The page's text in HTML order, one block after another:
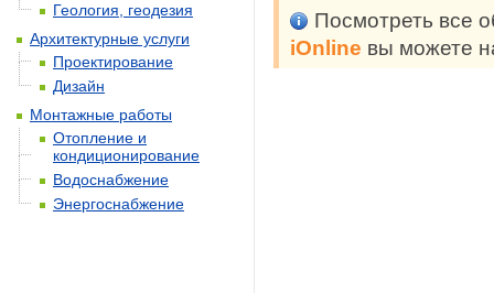
Посмотреть все
iOnline вы можете
Геология, геодезия
Архитектурные услуги
Проектирование
Дизайн
Монтажные работы
Отопление и
кондиционирование
Водоснабжение
Энергоснабжение